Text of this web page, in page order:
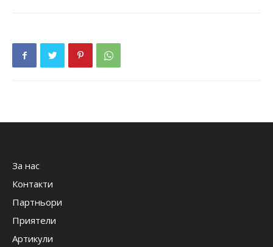
За нас
Контакти
Партньори
Приятели
Артикули